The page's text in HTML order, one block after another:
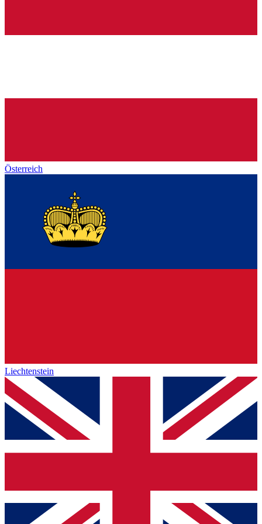
Österreich
Liechtenstein